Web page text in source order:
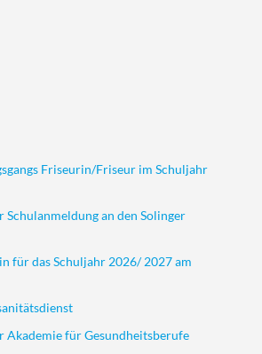
Friseurin/Friseur im Schuljahr
Schulanmeldung an den Solinger
für das Schuljahr 2026/ 2027 am
Akademie für Gesundheitsberufe